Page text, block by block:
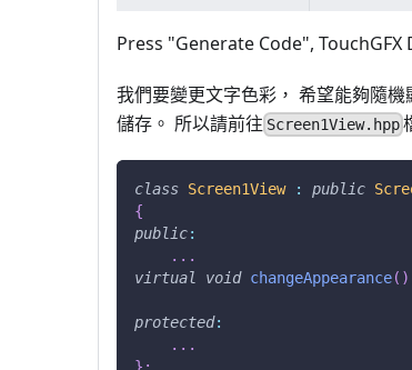
Press "Generate Code",
我們要變更文字色彩， 希望能夠隨
儲存。 所以請前往 Screen1View.hpp
class Screen1View : public
{
public:
. . .
virtual
void changeAppearance( )
protected:
. . .
} ;